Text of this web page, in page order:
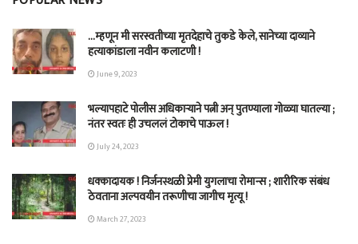
…म्हणून मी सरस्वतीच्या मृतदेहाचे तुकडे केले, सानेच्या दाव्याने
हत्याकांडाला नवीन कलाटणी !
June 9, 2023
भल्यापहाटे पोलीस अधिकाऱ्याने पत्नी अन् पुतण्याला गोळ्या घातल्या ;
नंतर स्वतः ही उचललं टोकाचे पाऊल !
July 24, 2023
धक्कादायक ! निर्जनस्थळी प्रेमी युगलाचा रोमान्स ; शारीरिक संबंध
ठेवताना अल्पवयीन तरूणीचा जागीच मृत्यू !
March 27, 2023